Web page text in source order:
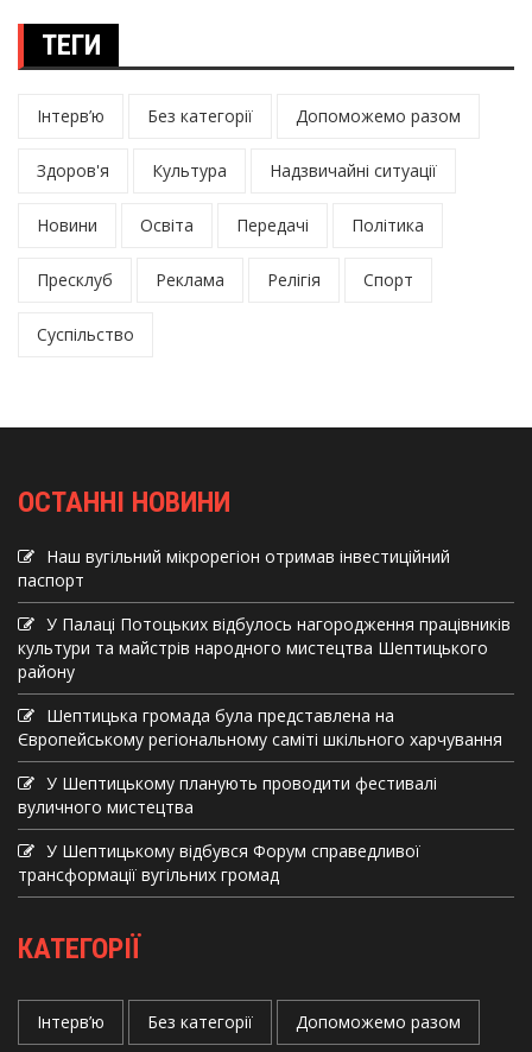
ТЕГИ
Інтерв’ю Без категорії Допоможемо разом
Здоров'я Культура Надзвичайні ситуації
Новини Освіта Передачі Політика
Пресклуб Реклама Релігія Спорт
Суспільство
ОСТАННІ НОВИНИ
Наш вугільний мікрорегіон отримав інвеcтиційний
паспорт
У Палаці Потоцьких відбулось нагородження працівників
культури та майстрів народного мистецтва Шептицького
району
Шептицька громада була представлена на
Європейському регіональному саміті шкільного харчування
У Шептицькому планують проводити фестивалі
вуличного мистецтва
У Шептицькому відбувся Форум справедливої
трансформації вугільних громад
КАТЕГОРІЇ
Інтерв’ю Без категорії Допоможемо разом